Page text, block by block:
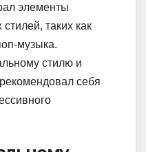
элементы
таких как
музыка.
стилю и
себя